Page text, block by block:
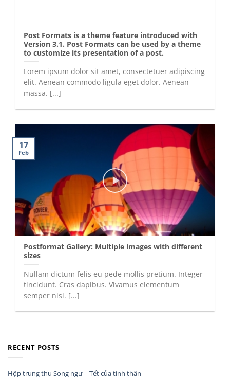
Post Formats is a theme feature introduced with
Version 3.1. Post Formats can be used by a theme
to customize its presentation of a post.
Lorem ipsum dolor sit amet, consectetuer adipiscing
elit. Aenean commodo ligula eget dolor. Aenean
massa. [...]
Postformat Gallery: Multiple images with different
sizes
Nullam dictum felis eu pede mollis pretium. Integer
tincidunt. Cras dapibus. Vivamus elementum
semper nisi. [...]
17
Feb
RECENT POSTS
Hộp trung thu Song ngư – Tết của tình thân